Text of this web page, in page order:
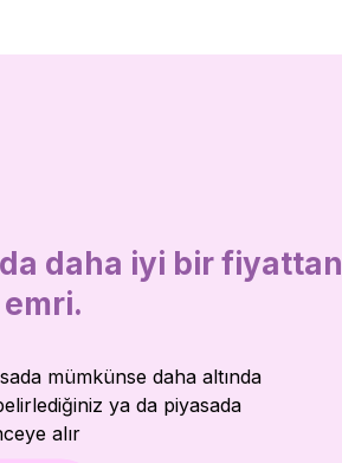
daha iyi bir fiyattan
mümkünse daha altında
ya da piyasada
alır